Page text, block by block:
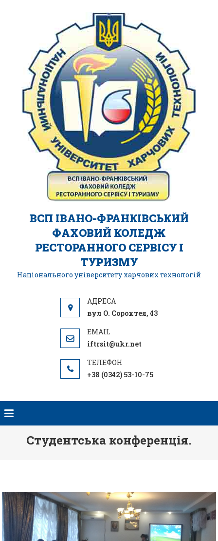
ВСП ІВАНО-ФРАНКІВСЬКИЙ
ФАХОВИЙ КОЛЕДЖ
РЕСТОРАННОГО СЕРВІСУ І
ТУРИЗМУ
Національного університету харчових технологій
вул О. Сорохтея, 43
iftrsit@ukr.net
+38 (0342) 53-10-75
Студентська конференція.